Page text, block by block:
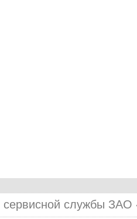
службы ЗАО